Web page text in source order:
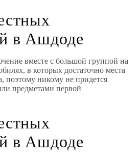
в Ашдоде
вместе с большой группой на
в которых достаточно места
поэтому никому не придется
предметами первой
в Ашдоде